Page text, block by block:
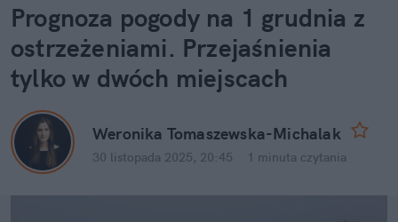
Prognoza pogody na 1 grudnia z
ostrzeżeniami. Przejaśnienia
tylko w dwóch miejscach
Weronika Tomaszewska-Michalak
30 listopada 2025, 20:45 1 minuta czytania